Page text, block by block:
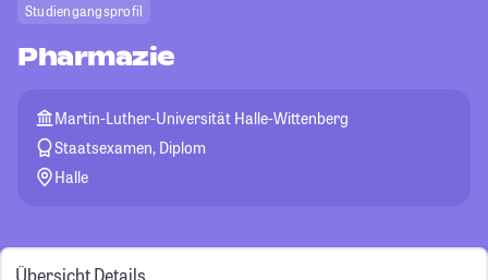
Studiengangsprofil
Pharmazie
Martin-Luther-Universität Halle-Wittenberg
Staatsexamen, Diplom
Halle
Übersicht Details